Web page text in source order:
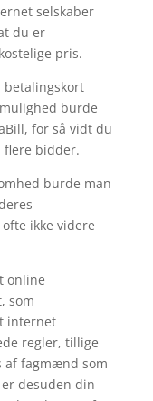
selskaber
du er
pris.
betalingskort
burde
for så vidt du
bidder.
burde man
ikke videre
online
som
internet
regler, tillige
af fagmænd som
desuden din